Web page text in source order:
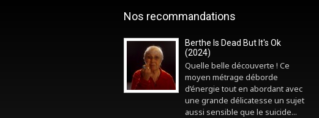
Nos recommandations
Berthe Is Dead But It's Ok
(2024)
Quelle belle découverte ! Ce
moyen métrage déborde
d’énergie tout en abordant avec
une grande délicatesse un sujet
aussi sensible que le suicide...